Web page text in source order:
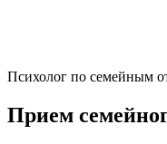
Психолог по семейным
Прием